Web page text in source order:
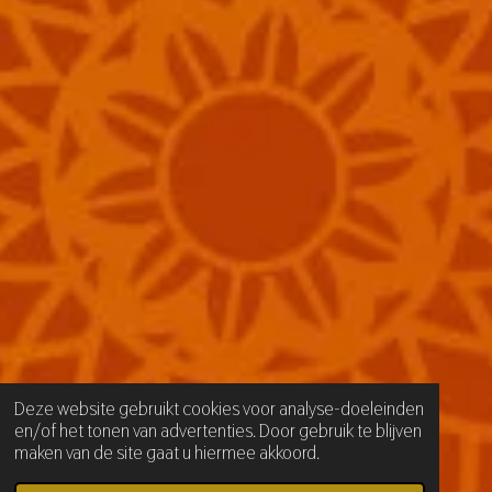
Deze website gebruikt cookies voor analyse-doeleinden
en/of het tonen van advertenties. Door gebruik te blijven
maken van de site gaat u hiermee akkoord.